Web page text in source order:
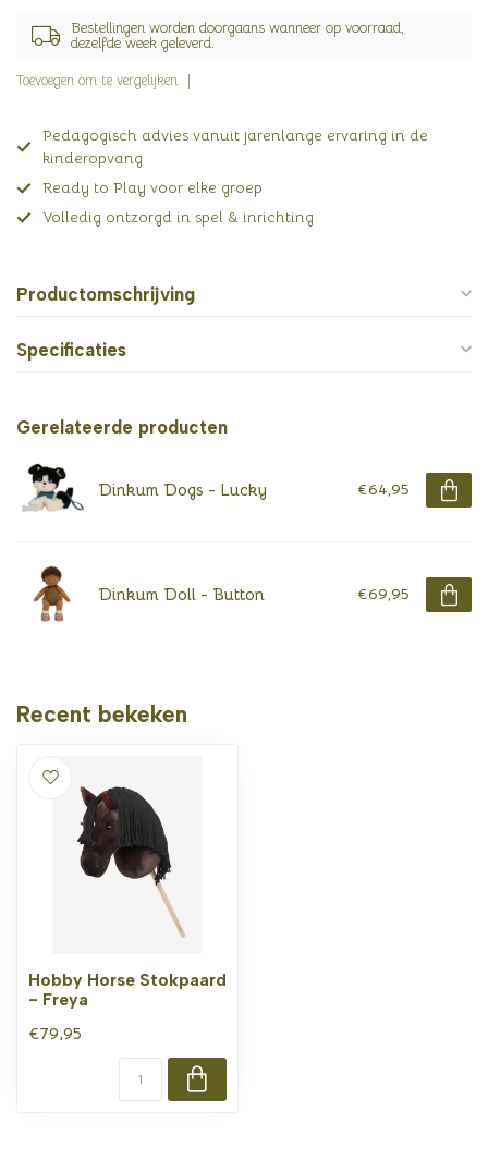
Bestellingen worden doorgaans wanneer op voorraad,
dezelfde week geleverd.
Toevoegen om te vergelijken
Pedagogisch advies vanuit jarenlange ervaring in de
kinderopvang
Ready to Play voor elke groep
Volledig ontzorgd in spel & inrichting
Productomschrijving
Specificaties
Gerelateerde producten
Dinkum Dogs - Lucky €64,95
Dinkum Doll - Button €69,95
Recent bekeken
Hobby Horse Stokpaard
- Freya
€79,95